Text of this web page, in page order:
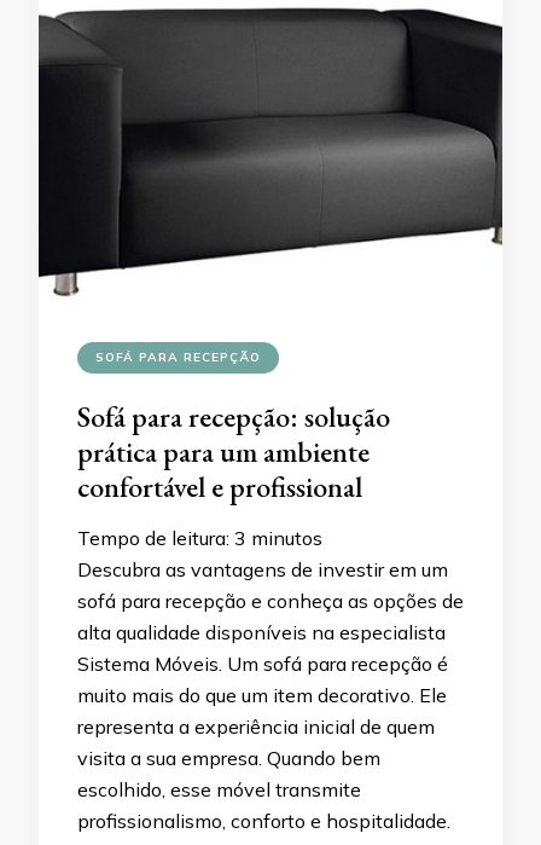
SOFÁ PARA RECEPÇÃO
Sofá para recepção: solução
prática para um ambiente
confortável e profissional
Tempo de leitura: 3 minutos
Descubra as vantagens de investir em um
sofá para recepção e conheça as opções de
alta qualidade disponíveis na especialista
Sistema Móveis. Um sofá para recepção é
muito mais do que um item decorativo. Ele
representa a experiência inicial de quem
visita a sua empresa. Quando bem
escolhido, esse móvel transmite
profissionalismo, conforto e hospitalidade.